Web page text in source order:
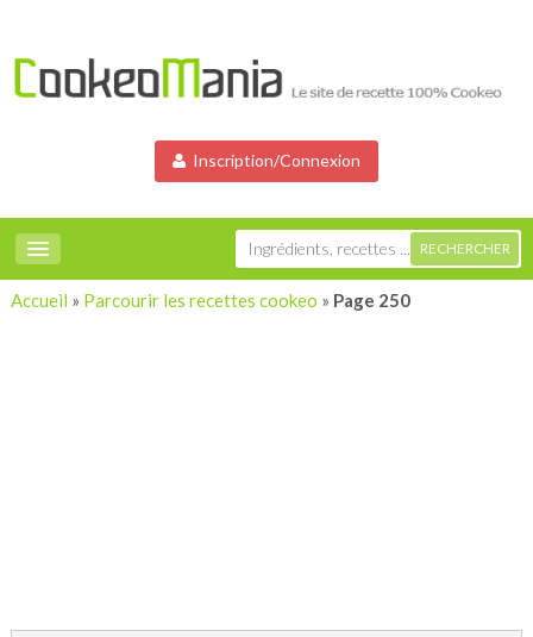
Inscription/Connexion
Accueil » Parcourir les recettes cookeo » Page 250